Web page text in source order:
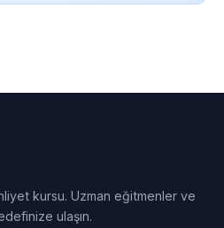
kursu. Uzman eğitmenler ve
ulaşın.